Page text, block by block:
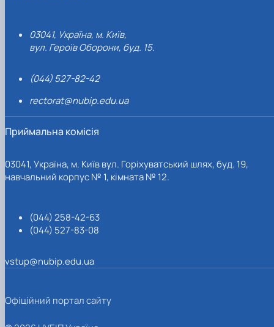
03041, Україна, м. Київ,
вул. Героїв Оборони, буд. 15.
(044) 527-82-42
rectorat@nubip.edu.ua
Приймальна комісія
03041, Україна, м. Київ вул. Горіхуватський шлях, буд. 19,
навчальний корпус № 1, кімната № 12.
(044) 258-42-63
(044) 527-83-08
vstup@nubip.edu.ua
Офіційний портал сайту